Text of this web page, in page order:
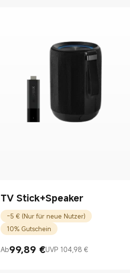
TV Stick+Speaker
-5 € (Nur für neue Nutzer)
10% Gutschein
Ab99,89 €
Current Price €99.89UVP 104,98 €
UVP 104,98 €